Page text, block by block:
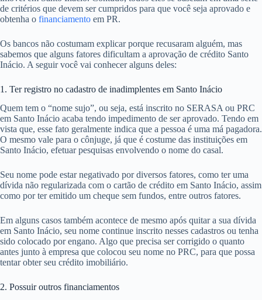
de critérios que devem ser cumpridos para que você seja aprovado e
obtenha o financiamento em PR.
Os bancos não costumam explicar porque recusaram alguém, mas
sabemos que alguns fatores dificultam a aprovação de crédito Santo
Inácio. A seguir você vai conhecer alguns deles:
1. Ter registro no cadastro de inadimplentes em Santo Inácio
Quem tem o “nome sujo”, ou seja, está inscrito no SERASA ou PRC
em Santo Inácio acaba tendo impedimento de ser aprovado. Tendo em
vista que, esse fato geralmente indica que a pessoa é uma má pagadora.
O mesmo vale para o cônjuge, já que é costume das instituições em
Santo Inácio, efetuar pesquisas envolvendo o nome do casal.
Seu nome pode estar negativado por diversos fatores, como ter uma
dívida não regularizada com o cartão de crédito em Santo Inácio, assim
como por ter emitido um cheque sem fundos, entre outros fatores.
Em alguns casos também acontece de mesmo após quitar a sua dívida
em Santo Inácio, seu nome continue inscrito nesses cadastros ou tenha
sido colocado por engano. Algo que precisa ser corrigido o quanto
antes junto à empresa que colocou seu nome no PRC, para que possa
tentar obter seu crédito imobiliário.
2. Possuir outros financiamentos